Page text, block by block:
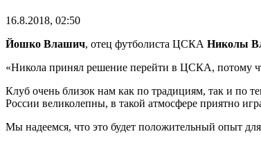
16.8.2018, 02:50
Йошко Влашич, отец футболиста ЦСКА Николы
«Никола принял решение перейти в ЦСКА, потому
Клуб очень близок нам как по традициям, так и по
России великолепны, в такой атмосфере приятно
Мы надеемся, что это будет положительный опыт